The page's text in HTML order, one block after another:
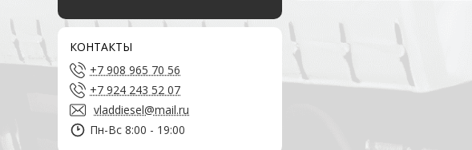
КОНТАКТЫ
+7 908 965 70 56
+7 924 243 52 07
vladdiesel@mail.ru
Пн-Вс 8:00 - 19:00